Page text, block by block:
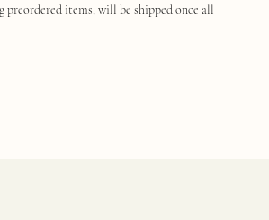
preordered items, will be shipped once all